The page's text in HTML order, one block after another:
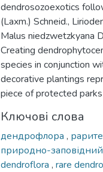
dendrosozoexotics
(Laxm.) Schneid.,
Malus niedzwetzkyana
Creating
species in conjunction
decorative plantings
piece of protected
Ключові слова
дендрофлора ,
природно-
dendroflora , rare